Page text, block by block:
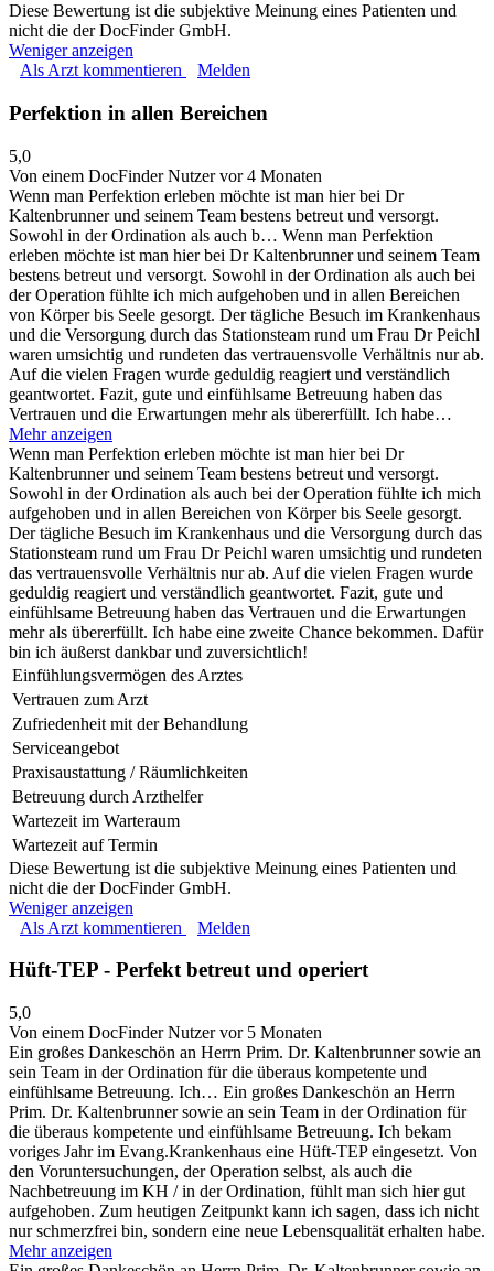
Diese Bewertung ist die subjektive Meinung eines Patienten und
nicht die der DocFinder GmbH.
Weniger anzeigen
Als Arzt kommentieren
Melden
Perfektion in allen Bereichen
5,0
Von einem DocFinder Nutzervor 4 Monaten
Wenn man Perfektion erleben möchte ist man hier bei Dr
Kaltenbrunner und seinem Team bestens betreut und versorgt.
Sowohl in der Ordination als auch b… Wenn man Perfektion
erleben möchte ist man hier bei Dr Kaltenbrunner und seinem Team
bestens betreut und versorgt. Sowohl in der Ordination als auch bei
der Operation fühlte ich mich aufgehoben und in allen Bereichen
von Körper bis Seele gesorgt. Der tägliche Besuch im Krankenhaus
und die Versorgung durch das Stationsteam rund um Frau Dr Peichl
waren umsichtig und rundeten das vertrauensvolle Verhältnis nur ab.
Auf die vielen Fragen wurde geduldig reagiert und verständlich
geantwortet. Fazit, gute und einfühlsame Betreuung haben das
Vertrauen und die Erwartungen mehr als übererfüllt. Ich habe…
Mehr anzeigen
Wenn man Perfektion erleben möchte ist man hier bei Dr
Kaltenbrunner und seinem Team bestens betreut und versorgt.
Sowohl in der Ordination als auch bei der Operation fühlte ich mich
aufgehoben und in allen Bereichen von Körper bis Seele gesorgt.
Der tägliche Besuch im Krankenhaus und die Versorgung durch das
Stationsteam rund um Frau Dr Peichl waren umsichtig und rundeten
das vertrauensvolle Verhältnis nur ab. Auf die vielen Fragen wurde
geduldig reagiert und verständlich geantwortet. Fazit, gute und
einfühlsame Betreuung haben das Vertrauen und die Erwartungen
mehr als übererfüllt. Ich habe eine zweite Chance bekommen. Dafür
bin ich äußerst dankbar und zuversichtlich!
Einfühlungsvermögen des Arztes
Vertrauen zum Arzt
Zufriedenheit mit der Behandlung
Serviceangebot
Praxisaustattung / Räumlichkeiten
Betreuung durch Arzthelfer
Wartezeit im Warteraum
Wartezeit auf Termin
Diese Bewertung ist die subjektive Meinung eines Patienten und
nicht die der DocFinder GmbH.
Weniger anzeigen
Als Arzt kommentieren
Melden
Hüft-TEP - Perfekt betreut und operiert
5,0
Von einem DocFinder Nutzervor 5 Monaten
Ein großes Dankeschön an Herrn Prim. Dr. Kaltenbrunner sowie an
sein Team in der Ordination für die überaus kompetente und
einfühlsame Betreuung. Ich… Ein großes Dankeschön an Herrn
Prim. Dr. Kaltenbrunner sowie an sein Team in der Ordination für
die überaus kompetente und einfühlsame Betreuung. Ich bekam
voriges Jahr im Evang.Krankenhaus eine Hüft-TEP eingesetzt. Von
den Voruntersuchungen, der Operation selbst, als auch die
Nachbetreuung im KH / in der Ordination, fühlt man sich hier gut
aufgehoben. Zum heutigen Zeitpunkt kann ich sagen, dass ich nicht
nur schmerzfrei bin, sondern eine neue Lebensqualität erhalten habe.
Mehr anzeigen